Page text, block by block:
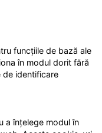
funcțiile de bază ale
în modul dorit fără
de identificare
a înțelege modul în